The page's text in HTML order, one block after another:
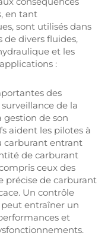
en tant
sont utilisés dans
de divers fluides,
et les
:
des
de la
de son
aident les pilotes à
carburant entrant
de carburant
ceux des
précise de carburant
Un contrôle
entraîner un
et